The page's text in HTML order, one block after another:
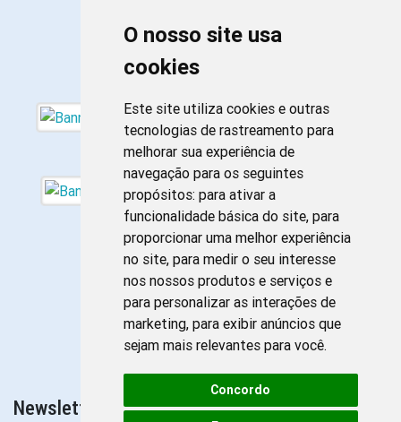
O nosso site usa
cookies
Este site utiliza cookies e outras
tecnologias de rastreamento para
melhorar sua experiência de
navegação para os seguintes
propósitos: para ativar a
funcionalidade básica do site, para
proporcionar uma melhor experiência
no site, para medir o seu interesse
nos nossos produtos e serviços e
para personalizar as interações de
marketing, para exibir anúncios que
sejam mais relevantes para você.
Concordo
Newsletter da Enfermagem